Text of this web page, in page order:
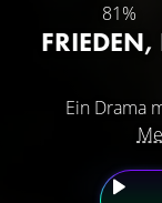
81%
FRIEDEN,
Ein Drama